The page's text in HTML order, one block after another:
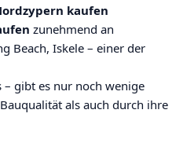
kaufen
zunehmend an
Beach, Iskele – einer der
gibt es nur noch wenige
als auch durch ihre